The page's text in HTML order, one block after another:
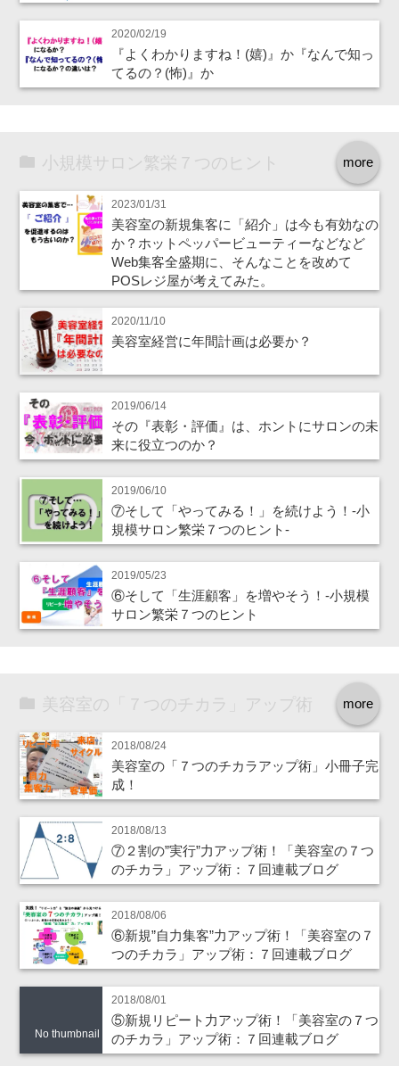
2020/02/19
『よくわかりますね！(嬉)』か『なんで知っ
てるの？(怖)』か
more
小規模サロン繁栄７つのヒント
2023/01/31
美容室の新規集客に「紹介」は今も有効なの
か？ホットペッパービューティーなどなど
Web集客全盛期に、そんなことを改めて
POSレジ屋が考えてみた。
2020/11/10
美容室経営に年間計画は必要か？
2019/06/14
その『表彰・評価』は、ホントにサロンの未
来に役立つのか？
2019/06/10
⑦そして「やってみる！」を続けよう！‐小
規模サロン繁栄７つのヒント‐
2019/05/23
⑥そして「生涯顧客」を増やそう！‐小規模
サロン繁栄７つのヒント
more
美容室の「７つのチカラ」アップ術
2018/08/24
美容室の「７つのチカラアップ術」小冊子完
成！
2018/08/13
⑦２割の”実行”力アップ術！「美容室の７つ
のチカラ」アップ術：７回連載ブログ
2018/08/06
⑥新規”自力集客”力アップ術！「美容室の７
つのチカラ」アップ術：７回連載ブログ
No thumbnail
2018/08/01
⑤新規リピート力アップ術！「美容室の７つ
のチカラ」アップ術：７回連載ブログ